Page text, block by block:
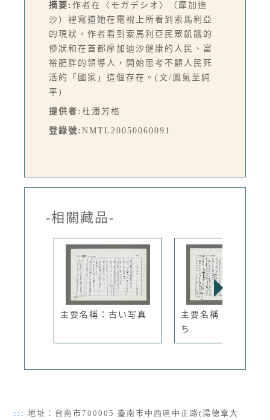
摘要: 作者在〈モガデシオ〉（摩加迪
沙）裡寫道她在電視上所看到索馬利亞
的現狀。作者看到索馬利亞民眾飢餓的
慘狀和在首都摩加迪沙健康的人民、富
裕肥胖的領導人，開始思考不顧人民死
活的「國家」這個存在。(文/鳳氣至純
平)
提供者: 杜潘芳格
登錄號: NMTL20050060091
-相關藏品-
主要名稱：古い写真
主要名稱：露のいの
ち
::: 地址：台南市700005 臺南市中西區中正路(湯德章大